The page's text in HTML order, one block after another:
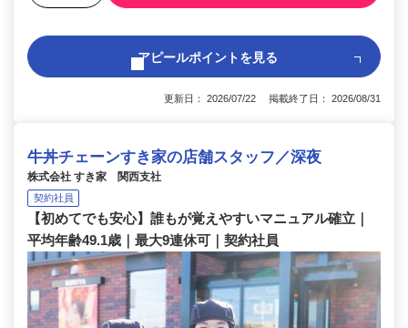
アピールポイントを見る
更新日： 2026/07/22 掲載終了日： 2026/08/31
牛丼チェーンすき家の店舗スタッフ／深夜
株式会社 すき家 関西支社
契約社員
【初めてでも安心】誰もが覚えやすいマニュアル確立｜
平均年齢49.1歳｜最大9連休可｜契約社員